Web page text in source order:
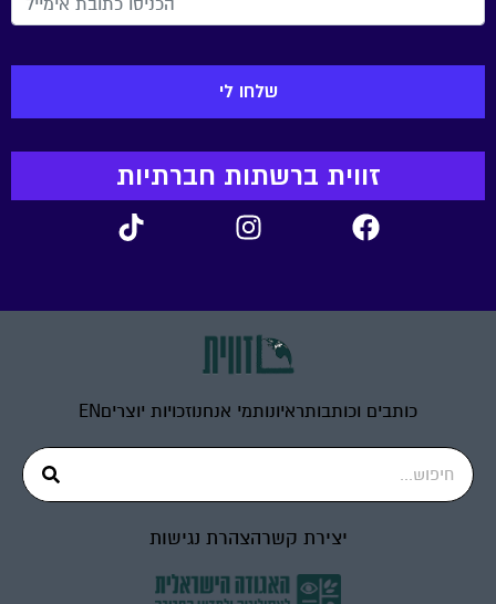
זווית ברשתות חברתיות
כותבים וכותבותראיונותמי אנחנוזכויות יוצריםEN
יצירת קשרהצהרת נגישות